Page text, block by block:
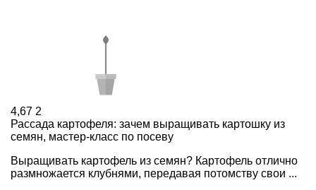
4,67 2
Рассада картофеля: зачем выращивать картошку из
семян, мастер-класс по посеву
Выращивать картофель из семян? Картофель отлично
размножается клубнями, передавая потомству свои ...